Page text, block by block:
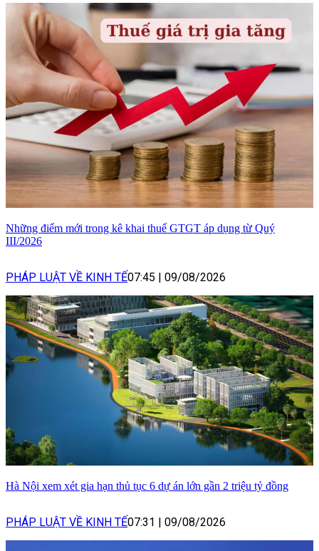
Những điểm mới trong kê khai thuế GTGT áp dụng từ Quý
III/2026
PHÁP LUẬT VỀ KINH TẾ07:45 09/08/2026
Hà Nội xem xét gia hạn thủ tục 6 dự án lớn gần 2 triệu tỷ đồng
PHÁP LUẬT VỀ KINH TẾ07:31 | 09/08/2026